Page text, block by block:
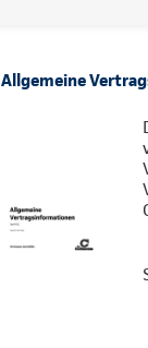
Allgemeine